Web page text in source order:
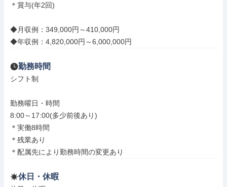
＊賞与(年2回)
◆月収例：349,000円～410,000円
◆年収例：4,820,000円～6,000,000円
勤務時間
シフト制
勤務曜日・時間
8:00～17:00(多少前後あり)
＊実働8時間
＊残業あり
＊配属先により勤務時間の変更あり
休日・休暇